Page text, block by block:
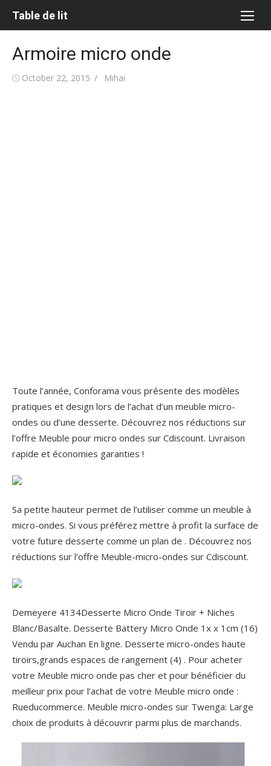
Table de lit
Armoire micro onde
Posted
October 22, 2015 Author
Mihai
Toute l’année, Conforama vous présente des modèles
pratiques et design lors de l’achat d’un meuble micro-
ondes ou d’une desserte. Découvrez nos réductions sur
l’offre Meuble pour micro ondes sur Cdiscount. Livraison
rapide et économies garanties !
Sa petite hauteur permet de l’utiliser comme un meuble à
micro-ondes. Si vous préférez mettre à profit la surface de
votre future desserte comme un plan de . Découvrez nos
réductions sur l’offre Meuble-micro-ondes sur Cdiscount.
Demeyere 4134Desserte Micro Onde Tiroir + Niches
Blanc/Basalte. Desserte Battery Micro Onde 1x x 1cm (16)
Vendu par Auchan En ligne. Desserte micro-ondes haute
tiroirs,grands espaces de rangement (4) . Pour acheter
votre Meuble micro onde pas cher et pour bénéficier du
meilleur prix pour l’achat de votre Meuble micro onde :
Rueducommerce. Meuble micro-ondes sur Twenga: Large
choix de produits à découvrir parmi plus de marchands.